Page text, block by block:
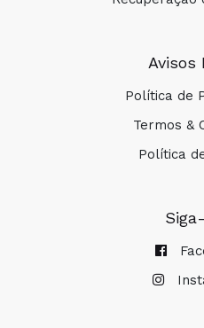
Avisos
Política de
Termos &
Política